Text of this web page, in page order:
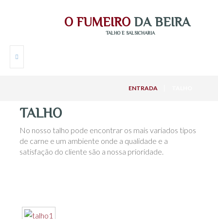
OFUMEIRODABEIRA
TALHO E SALSICHARIA
EMPRESA
PRODUTOS
CONTACTOS
ENTRADA
TALHO
No nosso talho pode encontrar os mais variados tipos
de carne e um ambiente onde a qualidade e a
satisfação do cliente são a nossa prioridade.